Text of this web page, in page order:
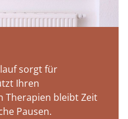
sorgt für
Ihren
Therapien bleibt Zeit
Pausen.